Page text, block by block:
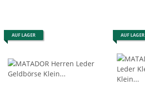
AUF LAGER AUF LAGER